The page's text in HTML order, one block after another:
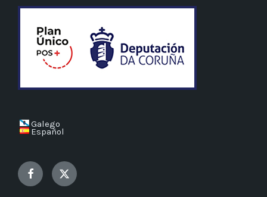
Galego
Español
Facebook Twitter